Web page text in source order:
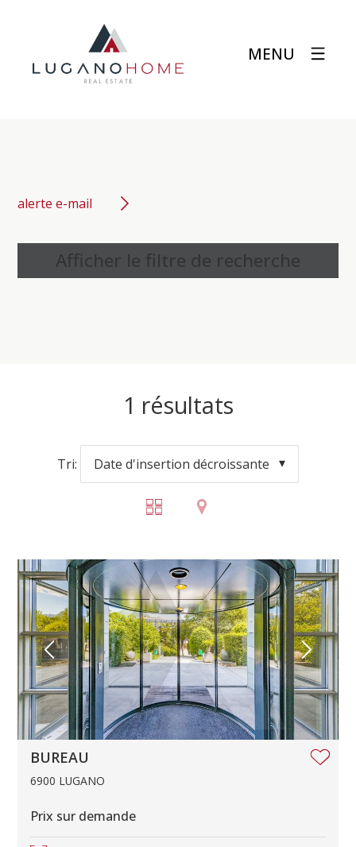
MENU
alerte e-mail
Afficher le filtre de recherche
1 résultats
Tri: Date d'insertion décroissante
BUREAU
6900 LUGANO
Prix sur demande